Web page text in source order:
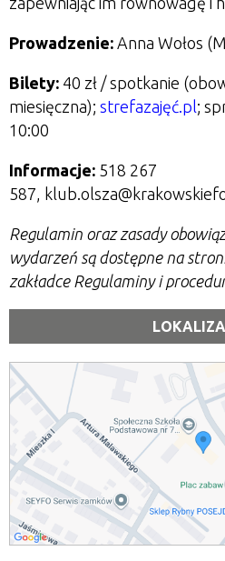
Prowadzenie: Anna Wołos
Bilety: 40 zł / spotkanie
miesięczna); strefazajęć.pl;
10:00
Informacje: 518 267
587,
Regulamin oraz zasady
wydarzeń są dostępne na
zakładce Regulaminy i